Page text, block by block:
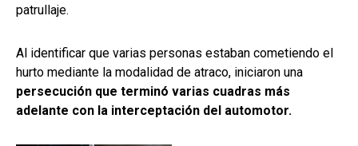
patrullaje.
Al identificar que varias personas estaban cometiendo el
hurto mediante la modalidad de atraco, iniciaron una
persecución que terminó varias cuadras más
adelante con la interceptación del automotor.